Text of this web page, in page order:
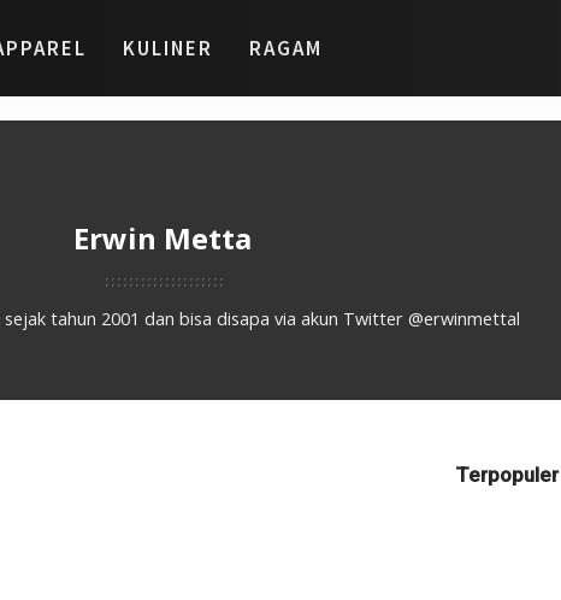
KULINER RAGAM
Erwin Metta
tahun 2001 dan bisa disapa via akun Twitter @erwinmettal
Terpopuler